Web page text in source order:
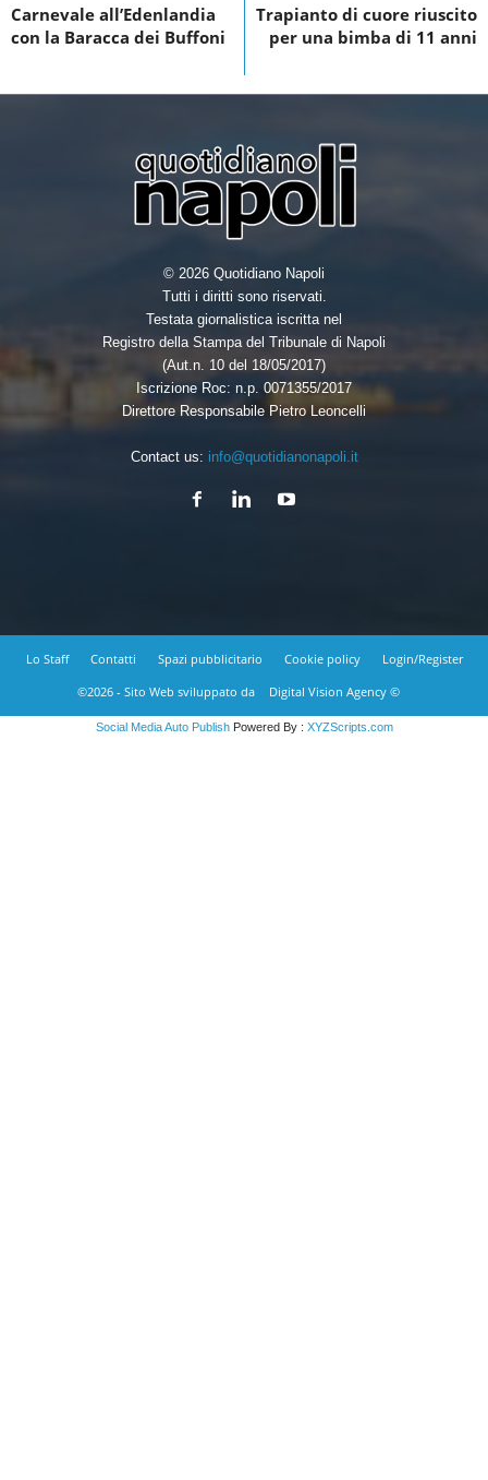
b
o
t
r
e
I
e
Carnevale all’Edenlandia
con la Baracca dei Buffoni
Trapianto di cuore riuscito
per una bimba di 11 anni
© 2026 Quotidiano Napoli
Tutti i diritti sono riservati.
Testata giornalistica iscritta nel
Registro della Stampa del Tribunale di Napoli
(Aut.n. 10 del 18/05/2017)
Iscrizione Roc: n.p. 0071355/2017
Direttore Responsabile Pietro Leoncelli
Contact us: info@quotidianonapoli.it
Lo Staff Contatti Spazi pubblicitario Cookie policy
Login/Register
©2026 - Sito Web sviluppato da
Digital Vision Agency ©
Social Media Auto PublishPowered By : XYZScripts.com